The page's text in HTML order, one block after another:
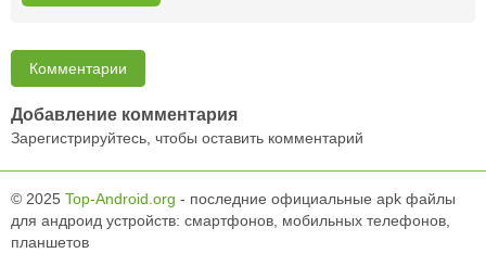
Комментарии
Добавление комментария
Зарегистрируйтесь, чтобы оставить комментарий
© 2025 Top-Android.org - последние официальные apk файлы
для андроид устройств: смартфонов, мобильных телефонов,
планшетов